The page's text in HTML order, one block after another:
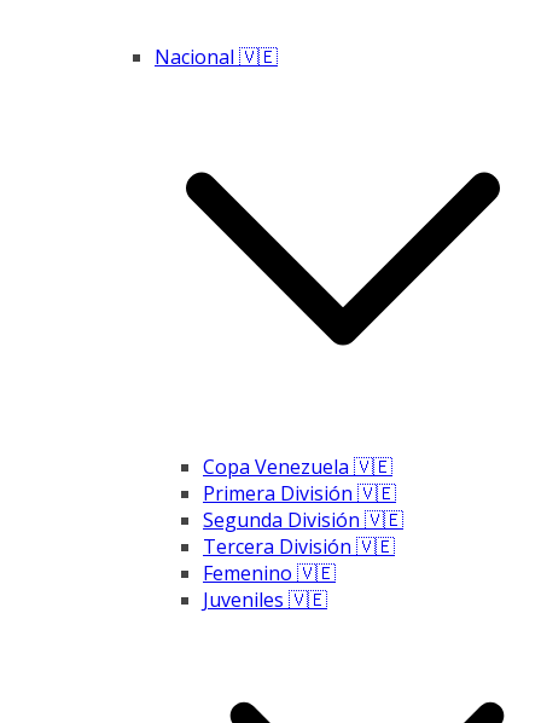
Nacional 🇻🇪
Copa Venezuela 🇻🇪
Primera División 🇻🇪
Segunda División 🇻🇪
Tercera División 🇻🇪
Femenino 🇻🇪
Juveniles 🇻🇪